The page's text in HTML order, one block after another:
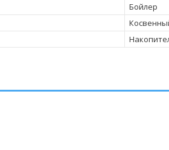
Бойлер